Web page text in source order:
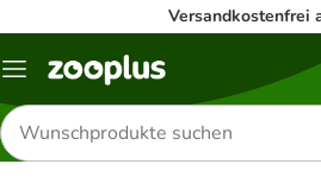
Versandkostenfrei
Menü
Produkte
suchen